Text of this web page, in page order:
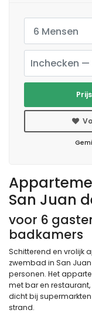
San Juan
voor 6
badkamers
Schitterend en vrolijk
zwembad in San
personen. Het
met bar en
dicht bij
strand.
6 Mensen